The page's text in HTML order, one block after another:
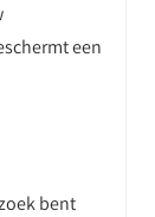
een
bent